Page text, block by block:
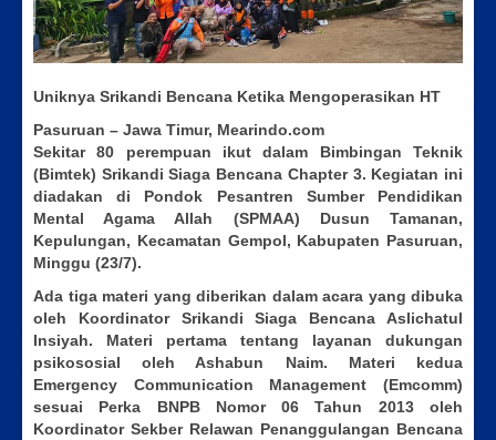
Uniknya Srikandi Bencana Ketika Mengoperasikan HT
Pasuruan – Jawa Timur, Mearindo.com
Sekitar 80 perempuan ikut dalam Bimbingan Teknik
(Bimtek) Srikandi Siaga Bencana Chapter 3. Kegiatan ini
diadakan di Pondok Pesantren Sumber Pendidikan
Mental Agama Allah (SPMAA) Dusun Tamanan,
Kepulungan, Kecamatan Gempol, Kabupaten Pasuruan,
Minggu (23/7).
Ada tiga materi yang diberikan dalam acara yang dibuka
oleh Koordinator Srikandi Siaga Bencana Aslichatul
Insiyah. Materi pertama tentang layanan dukungan
psikososial oleh Ashabun Naim. Materi kedua
Emergency Communication Management (Emcomm)
sesuai Perka BNPB Nomor 06 Tahun 2013 oleh
Koordinator Sekber Relawan Penanggulangan Bencana